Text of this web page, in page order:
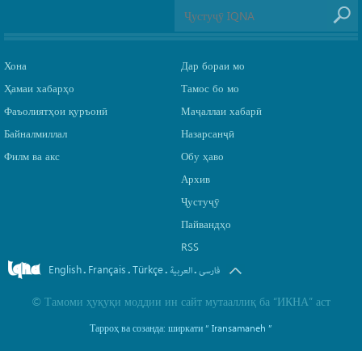
Хона
Ҳамаи хабарҳо
Фаъолиятҳои қуръонӣ
Байналмиллал
Филм ва акс
Дар бораи мо
Тамос бо мо
Маҷаллаи хабарӣ
Назарсанҷӣ
Обу ҳаво
Архив
Ҷустуҷӯ
Пайвандҳо
RSS
English. Français.Türkçe. العربیة.فارسی
© Тамоми ҳуқуқи моддии ин сайт мутааллиқ ба “ИКНА” аст
Тарроҳ ва созанда: ширкати“ Iransamaneh ”